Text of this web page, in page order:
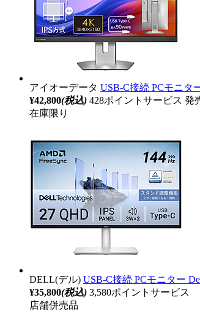
アイオーデータ USB-C接続 PCモニタ
¥42,800(税込) 428ポイントサービス 発
在庫限り
DELL(デル) USB-C接続 PCモニター
¥35,800(税込) 3,580ポイントサービス
店舗併売品